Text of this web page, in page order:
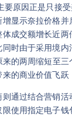
原因正是只接
显示奈拉价格
成交额增长近
时由于采用境
的两周缩短至
的商业价值飞跃
通过结合营销
使用指定电子